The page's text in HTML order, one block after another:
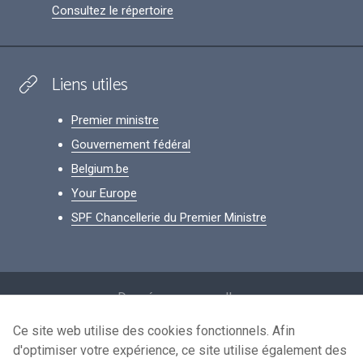
Consultez le répertoire
Liens utiles
Premier ministre
Gouvernement fédéral
Belgium.be
Your Europe
SPF Chancellerie du Premier Ministre
Données personnelles
Conditions de réutilisation
Ce site web utilise des cookies fonctionnels. Afin
d'optimiser votre expérience, ce site utilise également des